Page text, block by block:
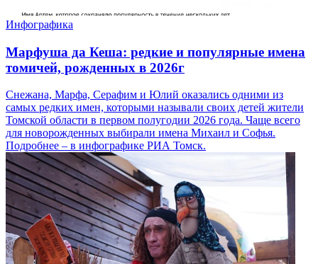
Инфографика
Марфуша да Кеша: редкие и популярные имена
томичей, рожденных в 2026г
Снежана, Марфа, Серафим и Юлий оказались одними из
самых редких имен, которыми называли своих детей жители
Томской области в первом полугодии 2026 года. Чаще всего
для новорожденных выбирали имена Михаил и Софья.
Подробнее – в инфографике РИА Томск.